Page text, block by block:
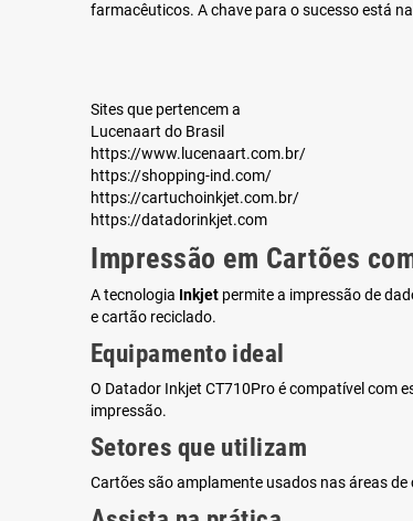
farmacêuticos. A chave para o sucesso está
Sites que pertencem a
Lucenaart do Brasil
https://www.lucenaart.com.br/
https://shopping-ind.com/
https://cartuchoinkjet.com.br/
https://datadorinkjet.com
Impressão em Cartões
A tecnologia Inkjet permite a impressão de
e cartão reciclado.
Equipamento ideal
O Datador Inkjet CT710Proé compatível com
impressão.
Setores que utilizam
Cartões são amplamente usados nas áreas de